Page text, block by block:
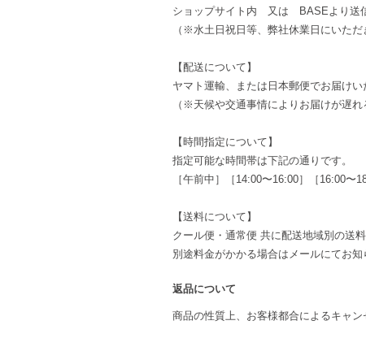
ショップサイト内 又は BASEより送信
（※水土日祝日等、弊社休業日にいた
【配送について】
ヤマト運輸、または日本郵便でお届けい
（※天候や交通事情によりお届けが遅
【時間指定について】
指定可能な時間帯は下記の通りです。
［午前中］［14:00〜16:00］［16:00〜
【送料について】
クール便・通常便 共に配送地域別の送料
別途料金がかかる場合はメールにてお知
返品について
商品の性質上、お客様都合によるキャ